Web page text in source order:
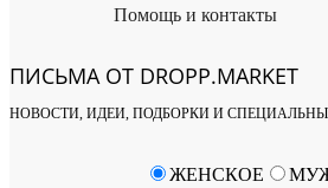
Помощь и контакты
ПИСЬМА ОТ DROPP.MARKET
НОВОСТИ, ИДЕИ, ПОДБОРКИ И
ЖЕНСКОЕ